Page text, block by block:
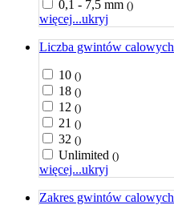
0,1 - 7,5 mm ()
więcej...ukryj
Liczba gwintów calowych
10 ()
18 ()
12 ()
21 ()
32 ()
Unlimited ()
więcej...ukryj
Zakres gwintów calowych